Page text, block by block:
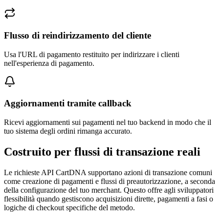
Flusso di reindirizzamento del cliente
Usa l'URL di pagamento restituito per indirizzare i clienti
nell'esperienza di pagamento.
Aggiornamenti tramite callback
Ricevi aggiornamenti sui pagamenti nel tuo backend in modo che il
tuo sistema degli ordini rimanga accurato.
Costruito per flussi di transazione reali
Le richieste API CartDNA supportano azioni di transazione comuni
come creazione di pagamenti e flussi di preautorizzazione, a seconda
della configurazione del tuo merchant. Questo offre agli sviluppatori
flessibilità quando gestiscono acquisizioni dirette, pagamenti a fasi o
logiche di checkout specifiche del metodo.